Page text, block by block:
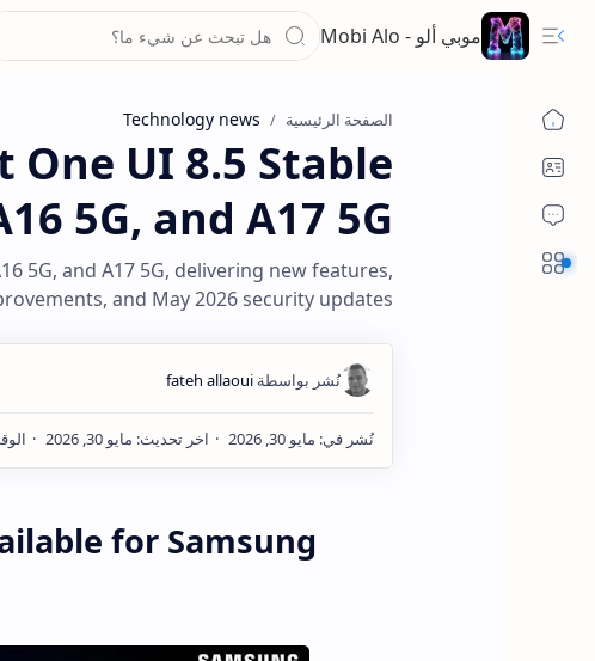
موبي ألو - Mobi Alo
الصفحة الرئيسية Technology news
One UI 8.5 Stable
5G, and A17 5G
5G, and A17 5G, delivering new features,
and May 2026 security updates.
for Samsung